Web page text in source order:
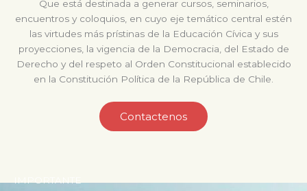
Que está destinada a generar cursos, seminarios,
encuentros y coloquios, en cuyo eje temático central estén
las virtudes más prístinas de la Educación Cívica y sus
proyecciones, la vigencia de la Democracia, del Estado de
Derecho y del respeto al Orden Constitucional establecido
en la Constitución Política de la República de Chile.
Contactenos